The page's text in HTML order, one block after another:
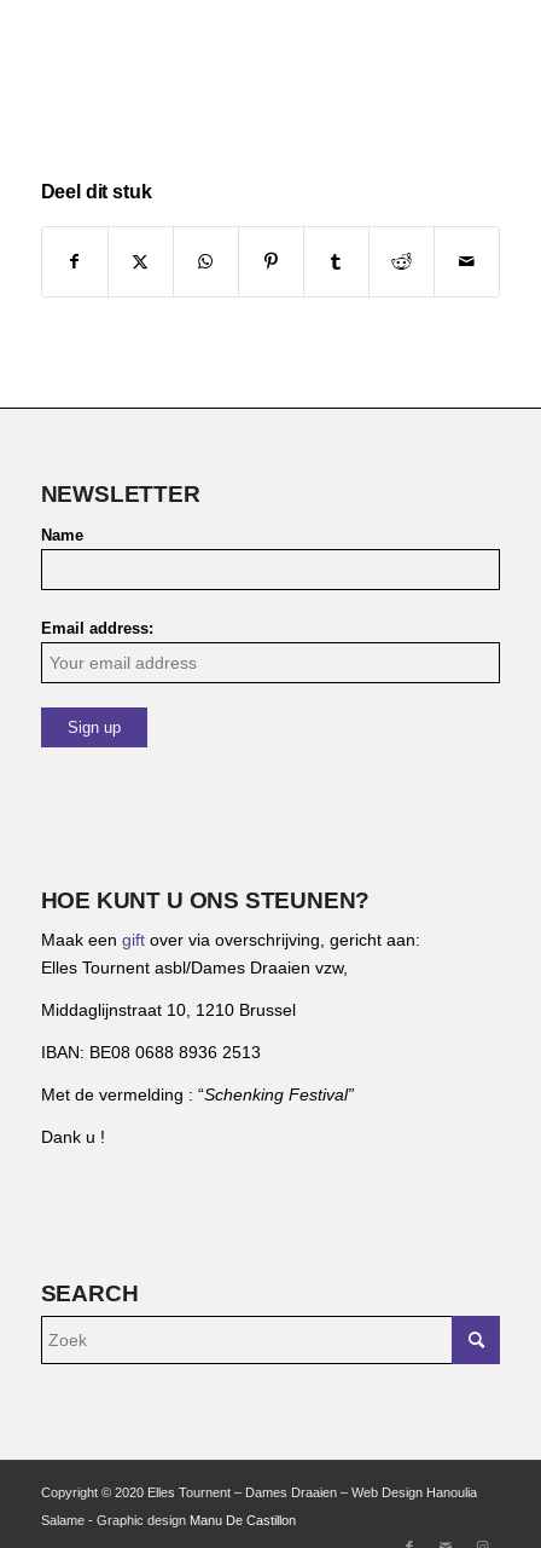
Deel dit stuk
NEWSLETTER
Name
Email address:
HOE KUNT U ONS STEUNEN?
Maak een giftover via overschrijving, gericht aan:
Elles Tournent asbl/Dames Draaien vzw,
Middaglijnstraat 10, 1210 Brussel
IBAN: BE08 0688 8936 2513
Met de vermelding : “Schenking Festival”
Dank u !
SEARCH
Copyright © 2020 Elles Tournent – Dames Draaien – Web Design Hanoulia
Salame - Graphic design Manu De Castillon